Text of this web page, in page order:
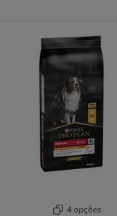
4 opções